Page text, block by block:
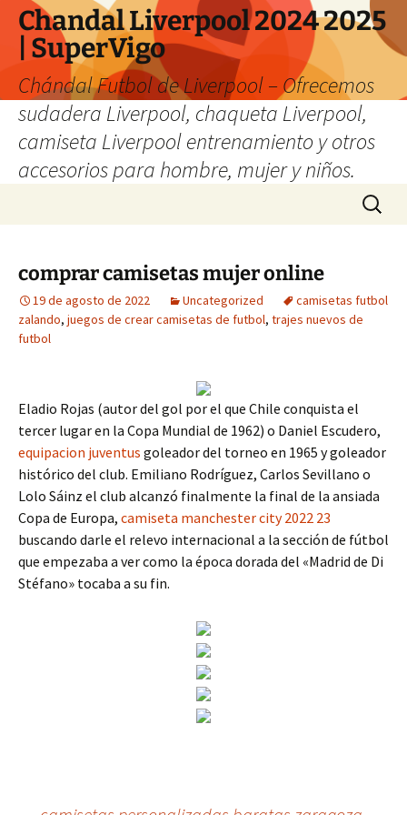
Chandal Liverpool 2024 2025
| SuperVigo
Chándal Futbol de Liverpool – Ofrecemos
sudadera Liverpool, chaqueta Liverpool,
camiseta Liverpool entrenamiento y otros
accesorios para hombre, mujer y niños.
Buscar:
comprar camisetas mujer online
19 de agosto de 2022 Uncategorized
camisetas futbol
zalando, juegos de crear camisetas de futbol, trajes nuevos de
futbol
Eladio Rojas (autor del gol por el que Chile conquista el
tercer lugar en la Copa Mundial de 1962) o Daniel Escudero,
equipacion juventus goleador del torneo en 1965 y goleador
histórico del club. Emiliano Rodríguez, Carlos Sevillano o
Lolo Sáinz el club alcanzó finalmente la final de la ansiada
Copa de Europa, camiseta manchester city 2022 23
buscando darle el relevo internacional a la sección de fútbol
que empezaba a ver como la época dorada del «Madrid de Di
Stéfano» tocaba a su fin.